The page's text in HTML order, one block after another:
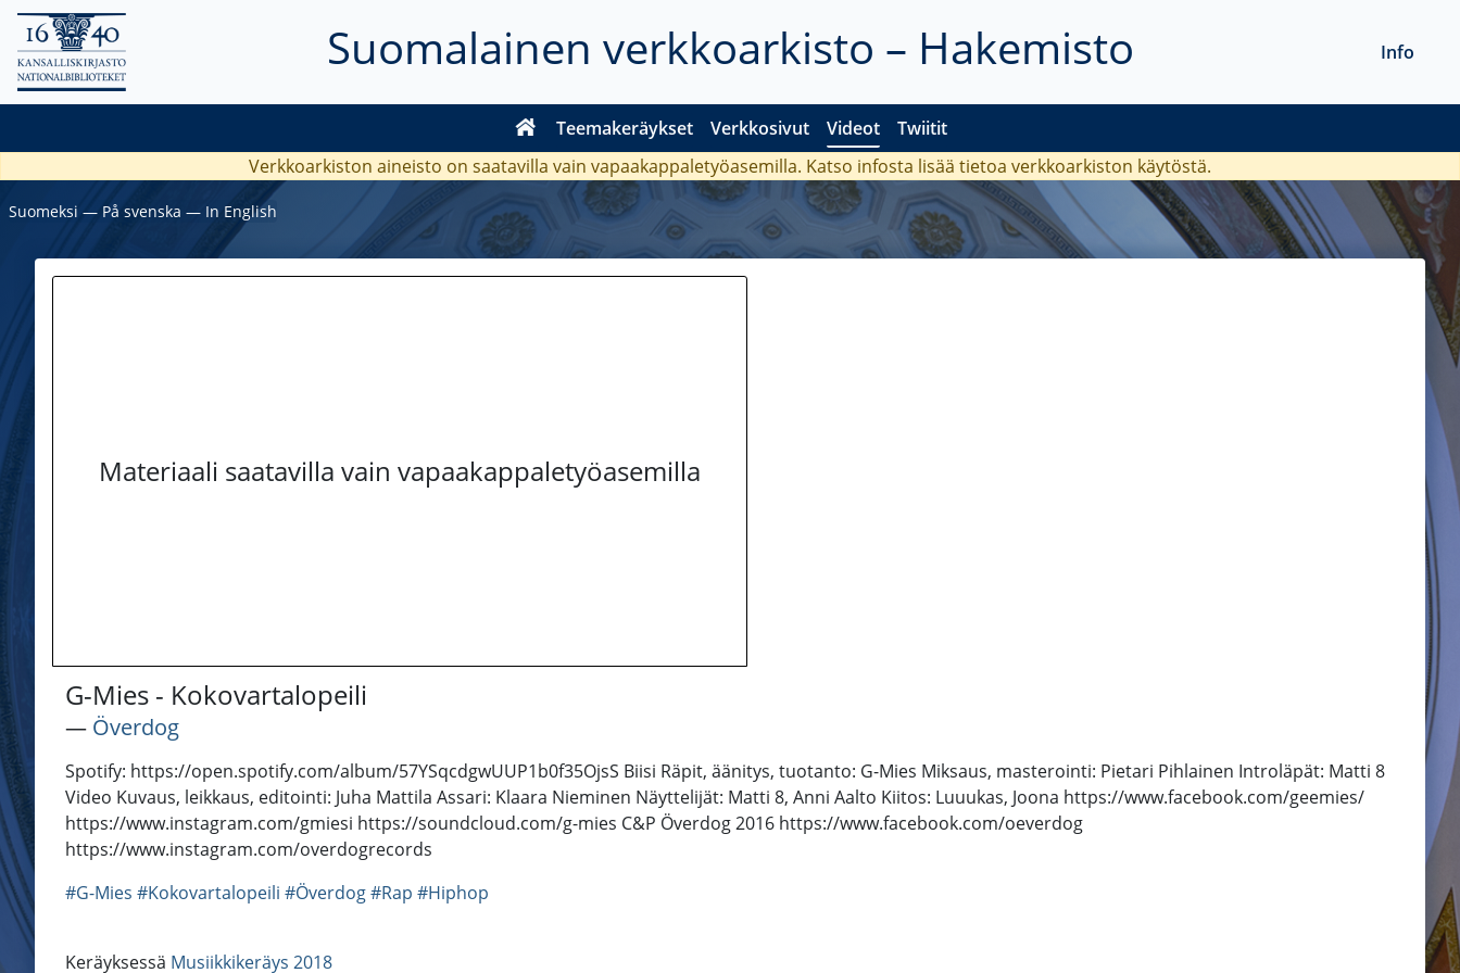
Suomalainen verkkoarkisto – Hakemisto
Teemakeräykset Verkkosivut Videot Twiitit
Info
Verkkoarkiston aineisto on saatavilla vain vapaakappaletyöasemilla. Katso infosta lisää tietoa verkkoarkiston käytöstä.
Suomeksi ― På svenska ― In English
Materiaali saatavilla vain vapaakappaletyöasemilla
G-Mies - Kokovartalopeili
― Överdog
Spotify: https://open.spotify.com/album/57YSqcdgwUUP1b0f35OjsS Biisi Räpit, äänitys, tuotanto: G-Mies Miksaus, masterointi: Pietari Pihlainen Introläpät: Matti 8
Video Kuvaus, leikkaus, editointi: Juha Mattila Assari: Klaara Nieminen Näyttelijät: Matti 8, Anni Aalto Kiitos: Luuukas, Joona https://www.facebook.com/geemies/
https://www.instagram.com/gmiesi https://soundcloud.com/g-mies C&P Överdog 2016 https://www.facebook.com/oeverdog
https://www.instagram.com/overdogrecords
#G-Mies #Kokovartalopeili #Överdog#Rap #Hiphop
Keräyksessä Musiikkikeräys 2018